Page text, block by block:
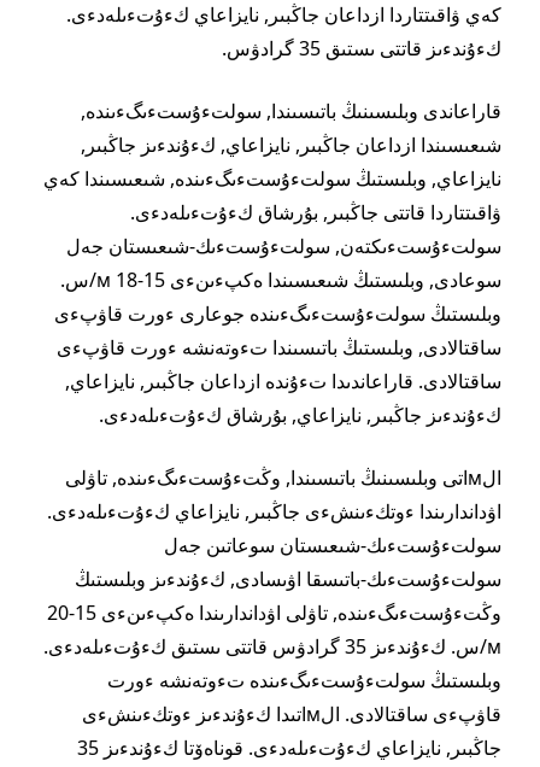
كەي ۋاقىتتاردا ازداعان جاڭبىر, نايزاعاي كءۇتءىلەدءى.
كءۇندءىز قاتتى ىستىق 35 گرادۋس.
قاراعاندى وبلىسىنىڭ باتىسىندا, سولتءۇستءىگءىندە,
شىعىسىندا ازداعان جاڭبىر, نايزاعاي, كءۇندءىز جاڭبىر,
نايزاعاي, وبلىستىڭ سولتءۇستءىگءىندە, شىعىسىندا كەي
ۋاقىتتاردا قاتتى جاڭبىر, بۇرشاق كءۇتءىلەدءى.
سولتءۇستءىكتەن, سولتءۇستءىك-شىعىستان جەل
سوعادى, وبلىستىڭ شىعىسىندا ەكپءىنءى 15-18 м/س.
وبلىستىڭ سولتءۇستءىگءىندە جوعارى ءورت قاۋپءى
ساقتالادى, وبلىستىڭ باتىسىندا تءوتەنشە ءورت قاۋپءى
ساقتالادى. قاراعاندىدا تءۇندە ازداعان جاڭبىر, نايزاعاي,
كءۇندءىز جاڭبىر, نايزاعاي, بۇرشاق كءۇتءىلەدءى.
الмاتى وبلىسىنىڭ باتىسىندا, وڭتءۇستءىگءىندە, تاۋلى
اۋداندارىندا ءوتكءىنشءى جاڭبىر, نايزاعاي كءۇتءىلەدءى.
سولتءۇستءىك-شىعىستان سوعاتىن جەل
سولتءۇستءىك-باتىسقا اۋىسادى, كءۇندءىز وبلىستىڭ
وڭتءۇستءىگءىندە, تاۋلى اۋداندارىندا ەكپءىنءى 15-20
м/س. كءۇندءىز 35 گرادۋس قاتتى ىستىق كءۇتءىلەدءى.
وبلىستىڭ سولتءۇستءىگءىندە تءوتەنشە ءورت
قاۋپءى ساقتالادى. الмاتىدا كءۇندءىز ءوتكءىنشءى
جاڭبىر, نايزاعاي كءۇتءىلەدءى. قوناەۆتا كءۇندءىز 35